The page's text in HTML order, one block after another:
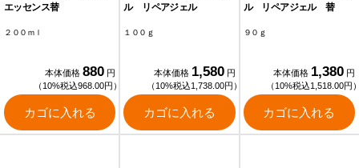
エッセンス替
２００ｍｌ
本体価格 880 円
（10%税込968.00円）
カゴに入れる
ル リペアジェル
１００ｇ
本体価格 1,580 円
（10%税込1,738.00円）
カゴに入れる
ル リペアジェル 替
９０ｇ
本体価格 1,380 円
（10%税込1,518.00円
カゴに入れる